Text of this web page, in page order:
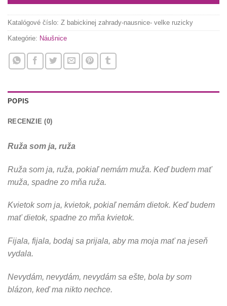
Katalógové číslo: Z babickinej zahrady-nausnice- velke ruzicky
Kategórie: Náušnice
POPIS
RECENZIE (0)
Ruža som ja, ruža
Ruža som ja, ruža, pokiaľ nemám muža. Keď budem mať
muža, spadne zo mňa ruža.
Kvietok som ja, kvietok, pokiaľ nemám dietok. Keď budem
mať dietok, spadne zo mňa kvietok.
Fijala, fijala, bodaj sa prijala, aby ma moja mať na jeseň
vydala.
Nevydám, nevydám, nevydám sa ešte, bola by som
blázon, keď ma nikto nechce.